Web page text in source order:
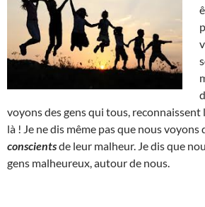
voyons des gens qui tous, reconnaissent
là ! Je ne dis même pas que nous voyons
conscientsde leur malheur. Je dis que
gens malheureux, autour de nous.